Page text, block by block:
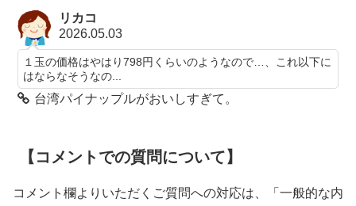
リカコ
2026.05.03
１玉の価格はやはり798円くらいのようなので…、これ以下に
はならなそうなの...
台湾パイナップルがおいしすぎて。
【コメントでの質問について】
コメント欄よりいただくご質問への対応は、「一般的な内